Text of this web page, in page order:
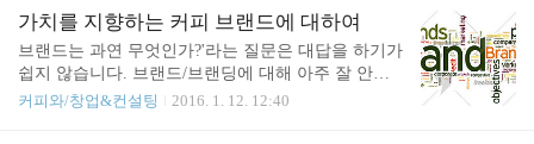
피와 관련한 상해는 한국에서도 간혹 소송이 이뤄집
니다. 카페에서 커피를 들고 이동하던 손님이 다른
손님과 부딪히면서 화상을 입는 것은, 가장 흔하게
벌어질 ..
유 1. 한국의 자영업자 비율은 세계적으로 기이한 수
준 우리나라 비임금 근로자(자영업자) 비중은 1980년
52.8%에서 1996년 37.2%까지 낮아졌는데, 농림수산
업 취업자가 계속 줄었기 때문이다. 그러나 농림수산
업을 빼고 보면, 비농 전산업의 취업자 중 비임금 근
가치를 지향하는 커피 브랜드에 대하여
브랜드는 과연 무엇인가?'라는 질문은 대답을 하기가
쉽지 않습니다. 브랜드/브랜딩에 대해 아주 잘 안다
는 사람을 만나보면 사실은 큰 착각을 하고 있는 경
커피와/창업&컨설팅 2016. 1. 12. 12:40